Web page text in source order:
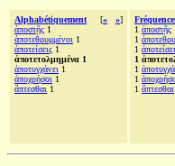
Alphabétiquement [« »]
ἀποστῇς 1
ἀποτεθρυμμένοι 1
ἀποτείσεις 1
ἀποτετολμημένα 1
ἀποτυγχάνει 1
ἀποχρήσοι 1
ἅπτεσθαι 1
1 ἀποστῇς
1
1
1
1
1
1 ἅπτεσθαι